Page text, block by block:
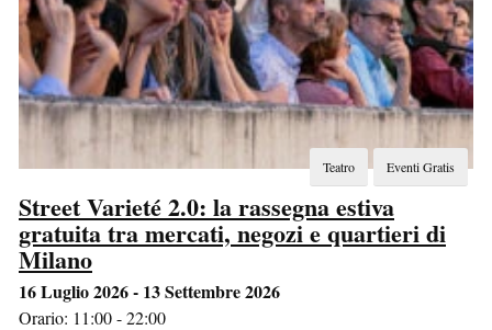
Eventi Gratis
Teatro
Street Varieté 2.0: la rassegna estiva
gratuita tra mercati, negozi e quartieri di
Milano
16 Luglio 2026 - 13 Settembre 2026
Orario: 11:00 - 22:00